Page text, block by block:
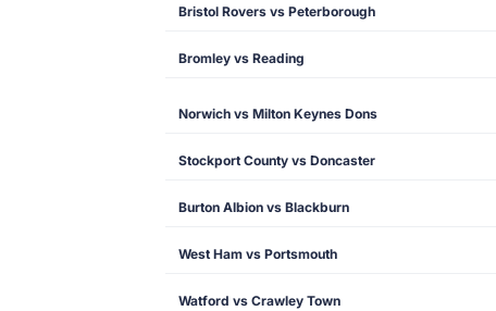
Bristol Rovers vs Peterborough
Bromley vs Reading
Norwich vs Milton Keynes Dons
Stockport County vs Doncaster
Burton Albion vs Blackburn
West Ham vs Portsmouth
Watford vs Crawley Town